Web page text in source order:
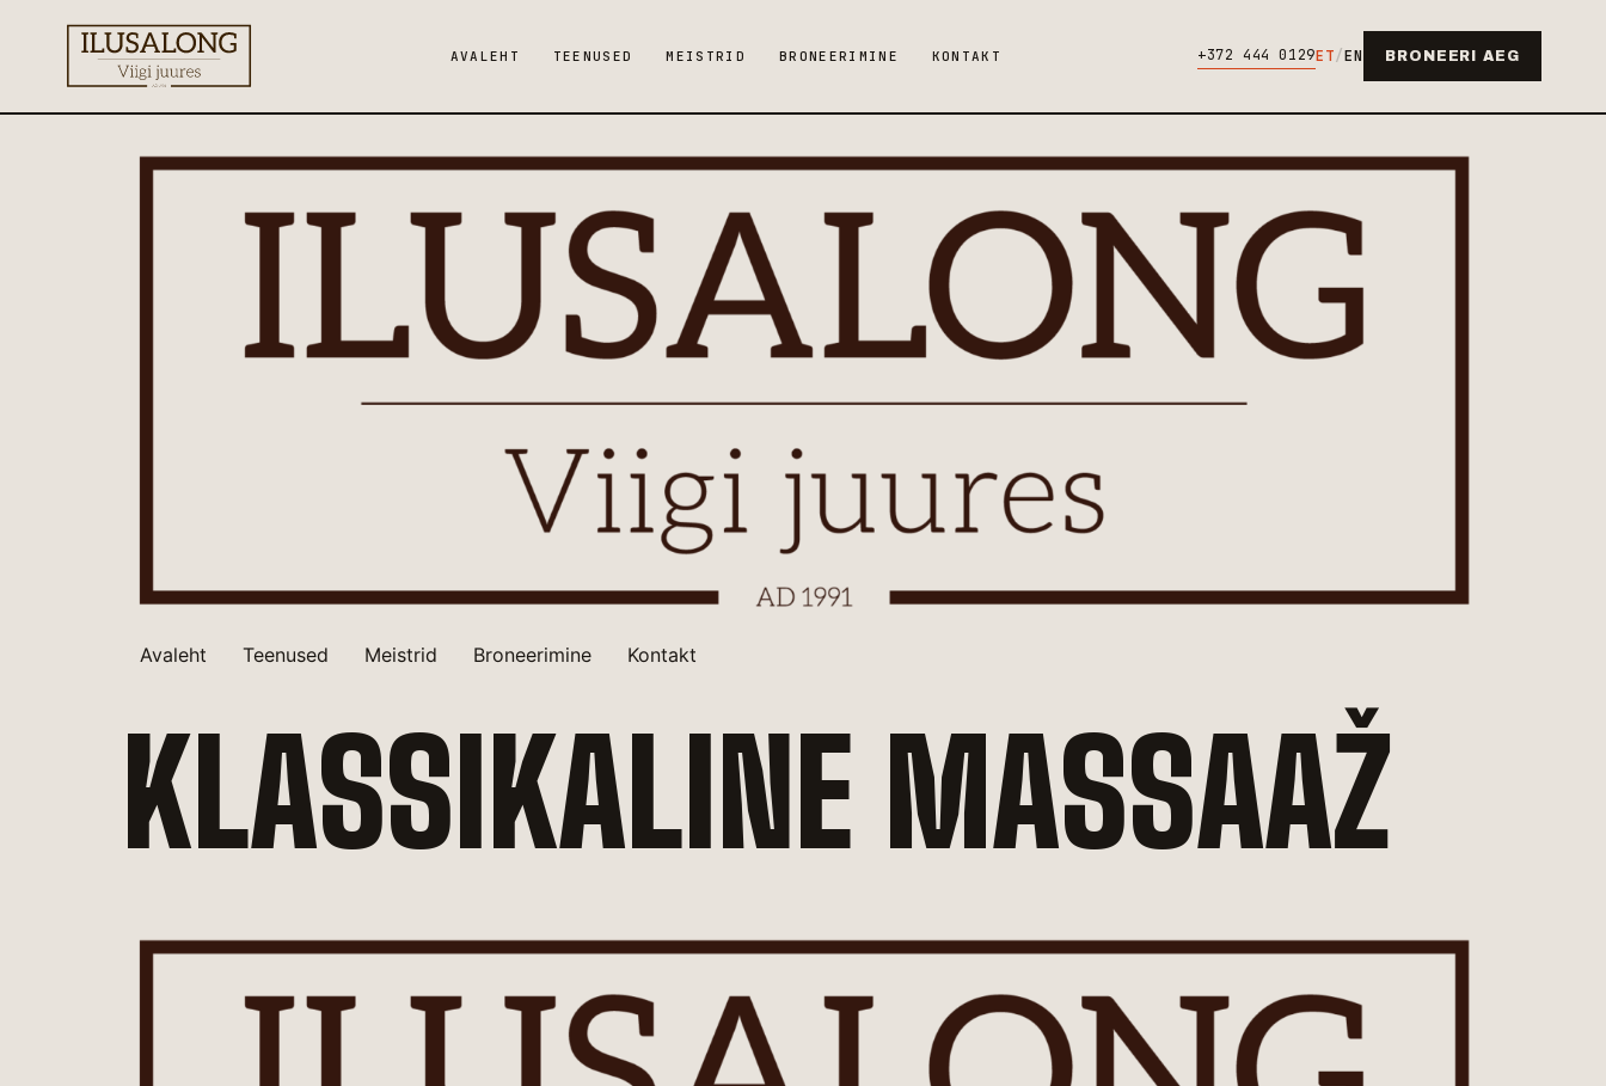
AVALEHT TEENUSED MEISTRID BRONEERIMINE KONTAKT +372 444 0129ET/EN BRONEERI AEG
Avaleht Teenused Meistrid Broneerimine Kontakt
KLASSIKALINE MASSAAŽ